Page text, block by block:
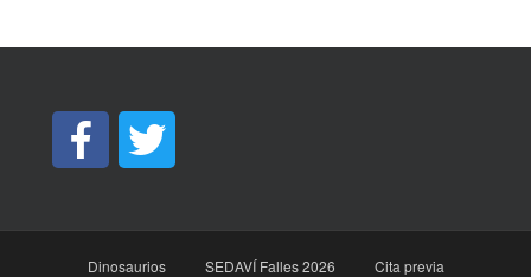
Dinosaurios SEDAVÍ Falles 2026 Cita previa